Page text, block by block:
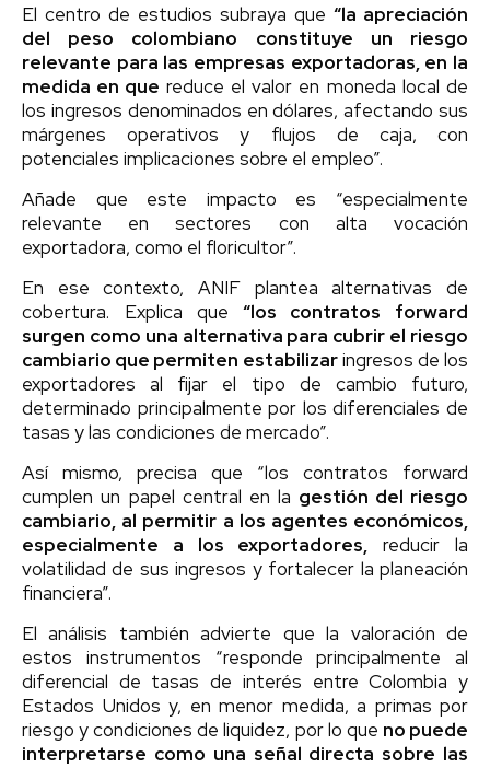
El centro de estudios subraya que “la apreciación
del peso colombiano constituye un riesgo
relevante para las empresas exportadoras, en la
medida en que reduce el valor en moneda local de
los ingresos denominados en dólares, afectando sus
márgenes operativos y flujos de caja, con
potenciales implicaciones sobre el empleo”.
Añade que este impacto es “especialmente
relevante en sectores con alta vocación
exportadora, como el floricultor”.
En ese contexto, ANIF plantea alternativas de
cobertura. Explica que “los contratos forward
surgen como una alternativa para cubrir el riesgo
cambiario que permiten estabilizaringresos de los
exportadores al fijar el tipo de cambio futuro,
determinado principalmente por los diferenciales de
tasas y las condiciones de mercado”.
Así mismo, precisa que “los contratos forward
cumplen un papel central en la gestión del riesgo
cambiario, al permitir a los agentes económicos,
especialmente a los exportadores, reducir la
volatilidad de sus ingresos y fortalecer la planeación
financiera”.
El análisis también advierte que la valoración de
estos instrumentos “responde principalmente al
diferencial de tasas de interés entre Colombia y
Estados Unidos y, en menor medida, a primas por
riesgo y condiciones de liquidez, por lo que no puede
interpretarse como una señal directa sobre las